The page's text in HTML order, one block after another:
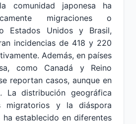
comunidad japonesa ha
migraciones o
Estados Unidos y Brasil,
incidencias de 418 y 220
Además, en países
como Canadá y Reino
reportan casos, aunque en
La distribución geográfica
migratorios y la diáspora
ha establecido en diferentes